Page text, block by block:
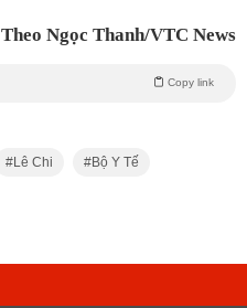
Theo Ngọc Thanh/VTC News
Copy link
Lê Chi Bộ Y Tế